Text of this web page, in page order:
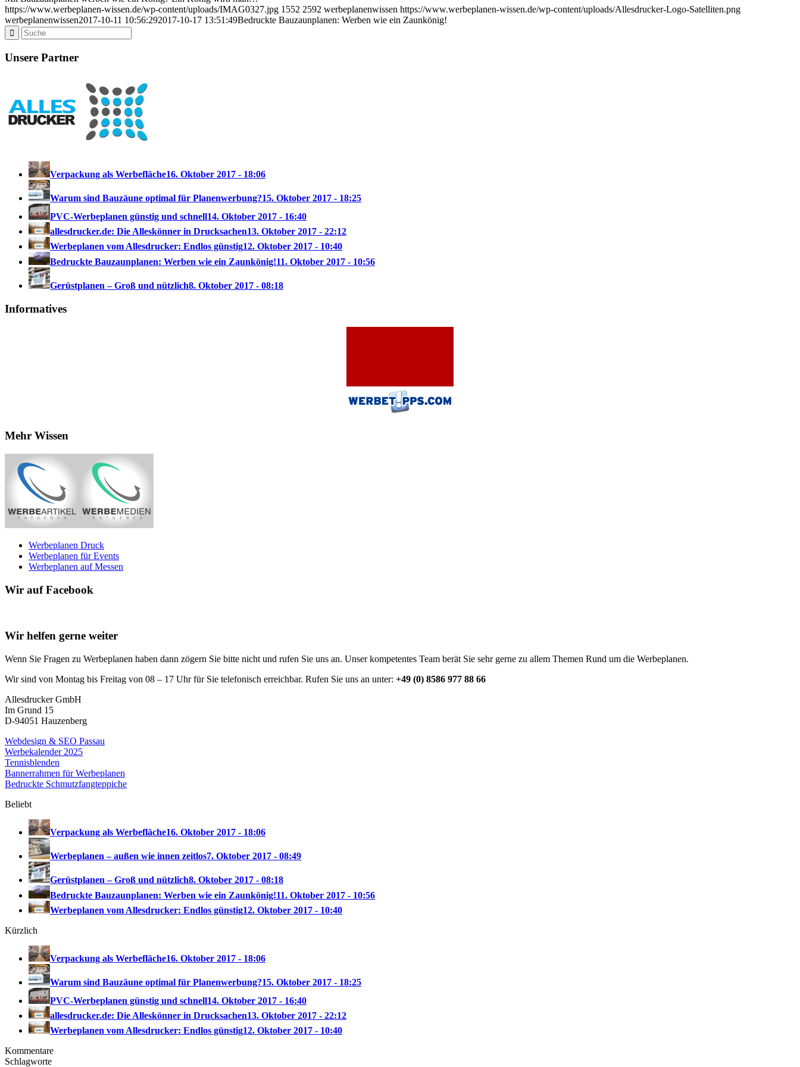
https://www.werbeplanen-wissen.de/wp-content/uploads/IMAG0327.jpg 1552 2592 werbeplanenwissen https://www.werbeplanen-wissen.de/wp-content/uploads/Allesdrucker-Logo-Satelliten.png
werbeplanenwissen2017-10-11 10:56:292017-10-17 13:51:49Bedruckte Bauzaunplanen: Werben wie ein Zaunkönig!
Unsere Partner
Verpackung als Werbefläche16. Oktober 2017 - 18:06
Warum sind Bauzäune optimal für Planenwerbung?15. Oktober 2017 - 18:25
PVC-Werbeplanen günstig und schnell14. Oktober 2017 - 16:40
allesdrucker.de: Die Alleskönner in Drucksachen13. Oktober 2017 - 22:12
Werbeplanen vom Allesdrucker: Endlos günstig12. Oktober 2017 - 10:40
Bedruckte Bauzaunplanen: Werben wie ein Zaunkönig!11. Oktober 2017 - 10:56
Gerüstplanen – Groß und nützlich8. Oktober 2017 - 08:18
Informatives
Mehr Wissen
Werbeplanen Druck
Werbeplanen für Events
Werbeplanen auf Messen
Wir auf Facebook
Wir helfen gerne weiter
Wenn Sie Fragen zu Werbeplanen haben dann zögern Sie bitte nicht und rufen Sie uns an. Unser kompetentes Team berät Sie sehr gerne zu allem Themen Rund um die Werbeplanen.
Wir sind von Montag bis Freitag von 08 – 17 Uhr für Sie telefonisch erreichbar. Rufen Sie uns an unter: +49 (0) 8586 977 88 66
Allesdrucker GmbH
Im Grund 15
D-94051 Hauzenberg
Webdesign & SEO Passau
Werbekalender 2025
Tennisblenden
Bannerrahmen für Werbeplanen
Bedruckte Schmutzfangteppiche
Beliebt
Verpackung als Werbefläche16. Oktober 2017 - 18:06
Werbeplanen – außen wie innen zeitlos7. Oktober 2017 - 08:49
Gerüstplanen – Groß und nützlich8. Oktober 2017 - 08:18
Bedruckte Bauzaunplanen: Werben wie ein Zaunkönig!11. Oktober 2017 - 10:56
Werbeplanen vom Allesdrucker: Endlos günstig12. Oktober 2017 - 10:40
Kürzlich
Verpackung als Werbefläche16. Oktober 2017 - 18:06
Warum sind Bauzäune optimal für Planenwerbung?15. Oktober 2017 - 18:25
PVC-Werbeplanen günstig und schnell14. Oktober 2017 - 16:40
allesdrucker.de: Die Alleskönner in Drucksachen13. Oktober 2017 - 22:12
Werbeplanen vom Allesdrucker: Endlos günstig12. Oktober 2017 - 10:40
Kommentare
Schlagworte